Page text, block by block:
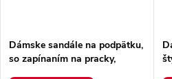
Dámske sandále na podpätku,
so zapínaním na pracky,